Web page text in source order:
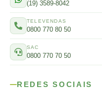
(19) 3589-8042
TELEVENDAS
0800 770 80 50
SAC
0800 770 70 50
REDES SOCIAIS